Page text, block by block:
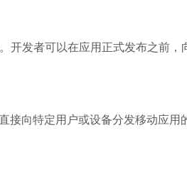
开发者可以在应用正式发布之前，
接向特定用户或设备分发移动应用